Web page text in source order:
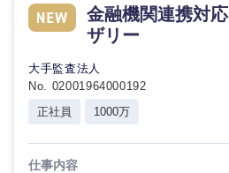
長崎県
金融機関連携対
ザリー
大手監査法人
No. 02001964000192
正社員
1000万
仕事内容